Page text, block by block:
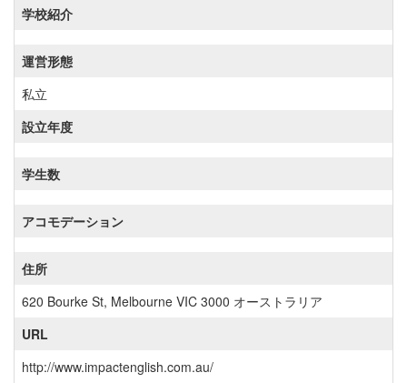
学校紹介
運営形態
私立
設立年度
学生数
アコモデーション
住所
620 Bourke St, Melbourne VIC 3000 オーストラリア
URL
http://www.impactenglish.com.au/